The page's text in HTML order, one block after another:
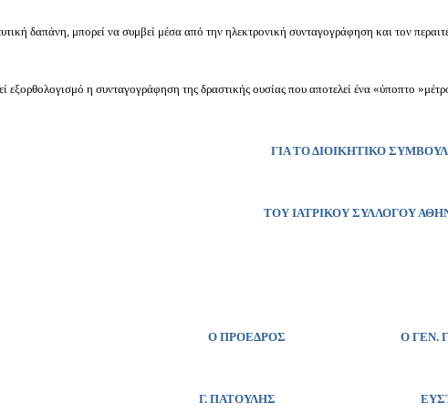
δαπάνη, μπορεί να συμβεί μέσα από την ηλεκτρονική συνταγογράφηση και τον
εξορθολογισμό η συνταγογράφηση της δραστικής ουσίας που αποτελεί ένα «ύποπτο
ΓΙΑ ΤΟ ΔΙΟΙΚΗΤΙΚΟ
ΤΟΥ ΙΑΤΡΙΚΟΥ ΣΥΛΛΟΓΟΥ
Ο ΠΡΟΕΔΡΟΣ Ο ΓΕΝ.
Γ. ΠΑΤΟΥΛΗΣ ΕΥΣΤ.